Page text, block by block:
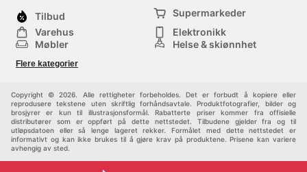
Tilbud
Supermarkeder
Varehus
Elektronikk
Møbler
Helse & skjønnhet
Sport
Flere kategorier
Copyright © 2026. Alle rettigheter forbeholdes. Det er forbudt å kopiere eller
reprodusere tekstene uten skriftlig forhåndsavtale. Produktfotografier, bilder og
brosjyrer er kun til illustrasjonsformål. Rabatterte priser kommer fra offisielle
distributører som er oppført på dette nettstedet. Tilbudene gjelder fra og til
utløpsdatoen eller så lenge lageret rekker. Formålet med dette nettstedet er
informativt og kan ikke brukes til å gjøre krav på produktene. Prisene kan variere
avhengig av sted.